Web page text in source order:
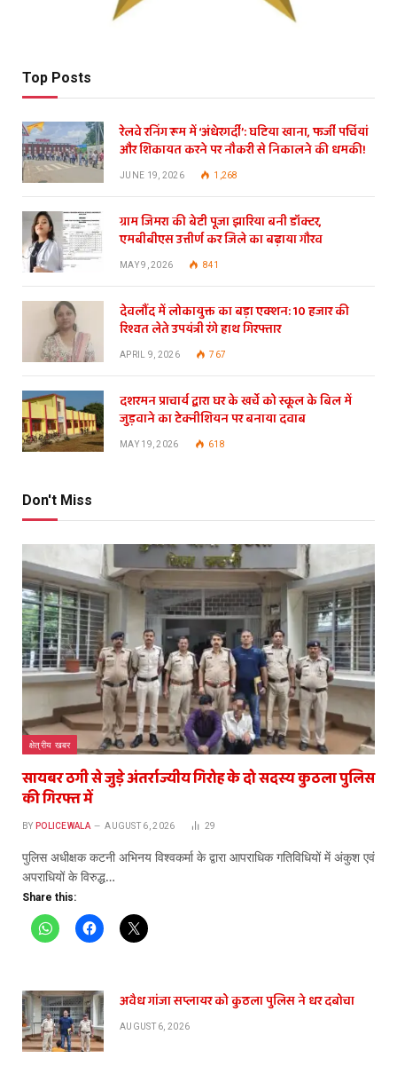
Top Posts
रेलवे रनिंग रूम में ‘अंधेरगर्दी’: घटिया खाना, फर्जी पर्चियां
और शिकायत करने पर नौकरी से निकालने की धमकी!
JUNE 19, 2026 1,268
ग्राम जिमरा की बेटी पूजा झारिया बनी डॉक्टर,
एमबीबीएस उत्तीर्ण कर जिले का बढ़ाया गौरव
MAY 9, 2026 841
देवलौंद में लोकायुक्त का बड़ा एक्शन: 10 हजार की
रिश्वत लेते उपयंत्री रंगे हाथ गिरफ्तार
APRIL 9, 2026 767
दशरमन प्राचार्य द्वारा घर के खर्चे को स्कूल के बिल में
जुड़वाने का टेक्नीशियन पर बनाया दवाब
MAY 19, 2026 618
Don't Miss
क्षेत्रीय खबर
सायबर ठगी से जुड़े अंतर्राज्यीय गिरोह के दो सदस्य कुठला पुलिस
की गिरफ्त में
BY POLICEWALA AUGUST 6, 2026 29
पुलिस अधीक्षक कटनी अभिनय विश्वकर्मा के द्वारा आपराधिक गतिविधियों में अंकुश एवं
अपराधियों के विरुद्ध…
Share this:
अवैध गांजा सप्लायर को कुठला पुलिस ने धर दबोचा
AUGUST 6, 2026